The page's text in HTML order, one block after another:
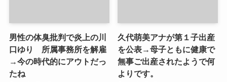
男性の体臭批判で炎上の川
口ゆり 所属事務所を解雇
→今の時代的にアウトだっ
たね
久代萌美アナが第１子出産
を公表→母子ともに健康で
無事ご出産されたようで何
よりです。